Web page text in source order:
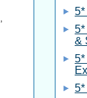
5*
5*
&
5*
5*